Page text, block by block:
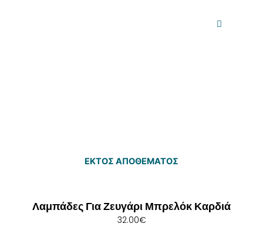
ΕΚΤΌΣ ΑΠΟΘΈΜΑΤΟΣ
Λαμπάδες Για Ζευγάρι Μπρελόκ Καρδιά
32.00€